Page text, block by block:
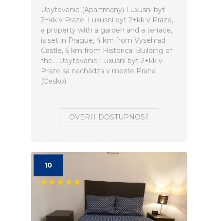
Ubytovanie (Apartmány) Luxusní byt
2+kk v Praze. Luxusní byt 2+kk v Praze,
a property with a garden and a terrace,
is set in Prague, 4 km from Vysehrad
Castle, 6 km from Historical Building of
the... Ubytovanie Luxusní byt 2+kk v
Praze sa nachádza v meste Praha
(Česko).
OVERIŤ DOSTUPNOSŤ
10